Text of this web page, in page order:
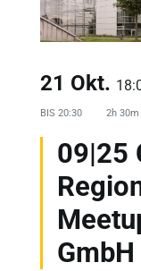
21 Okt.
BIS 20:30 2h 30m
09|25
GmbH